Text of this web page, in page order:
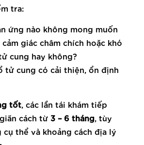
tra:
ứng nào không mong muốn
giác châm chích hoặc khó
cung hay không?
tử cung có cải thiện, ổn định
tốt , các lần tái khám tiếp
cách từ 3 – 6 tháng , tùy
thể và khoảng cách địa lý